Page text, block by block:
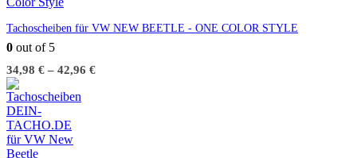
Tachoscheiben für VW NEW BEETLE - ONE COLOR STYLE
0 out of 5
34,98 € – 42,96 €